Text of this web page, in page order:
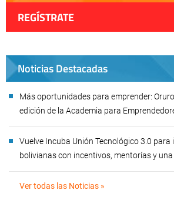
REGÍSTRATE
Noticias Destacadas
Más oportunidades para emprender:
edición de la Academia para
Vuelve Incuba Unión Tecnológico 3.0
bolivianas con incentivos, mentorías y
Ver todas las Noticias »